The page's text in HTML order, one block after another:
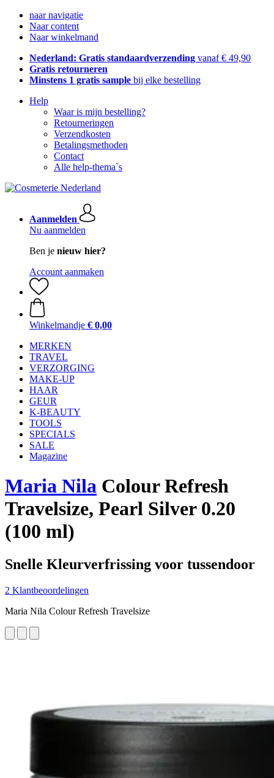
naar navigatie
Naar content
Naar winkelmand
Nederland: Gratis standaardverzending vanaf € 49,90
Gratis retourneren
Minstens 1 gratis sample bij elke bestelling
Help
Waar is mijn bestelling?
Retourneringen
Verzendkosten
Betalingsmethoden
Contact
Alle help-thema`s
Aanmelden
Nu aanmelden
Ben je nieuw hier?
Account aanmaken
Winkelmandje € 0,00
MERKEN
TRAVEL
VERZORGING
MAKE-UP
HAAR
GEUR
K-BEAUTY
TOOLS
SPECIALS
SALE
Magazine
Maria Nila Colour Refresh
Travelsize, Pearl Silver 0.20
(100 ml)
Snelle Kleurverfrissing voor tussendoor
2 Klantbeoordelingen
Maria Nila Colour Refresh Travelsize